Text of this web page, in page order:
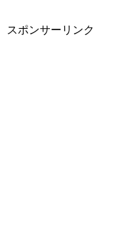
スポンサーリンク